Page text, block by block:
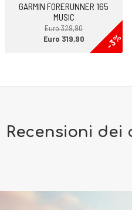
GARMIN FORERUNNER 165
MUSIC
Euro 329,90
-3%
Euro 319,90
Recensioni dei